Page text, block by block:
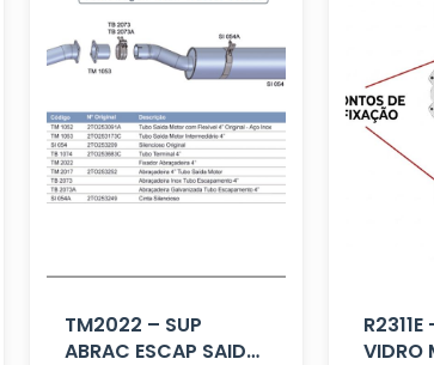
TM2022 – SUP
ABRAC ESCAP SAIDA
VIDRO